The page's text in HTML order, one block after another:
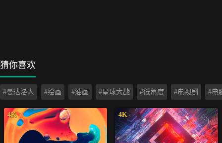
猜你喜欢
#曼达洛人 #绘画 #油画 #星球大战 #低角度 #电视剧 #电
4K 4K